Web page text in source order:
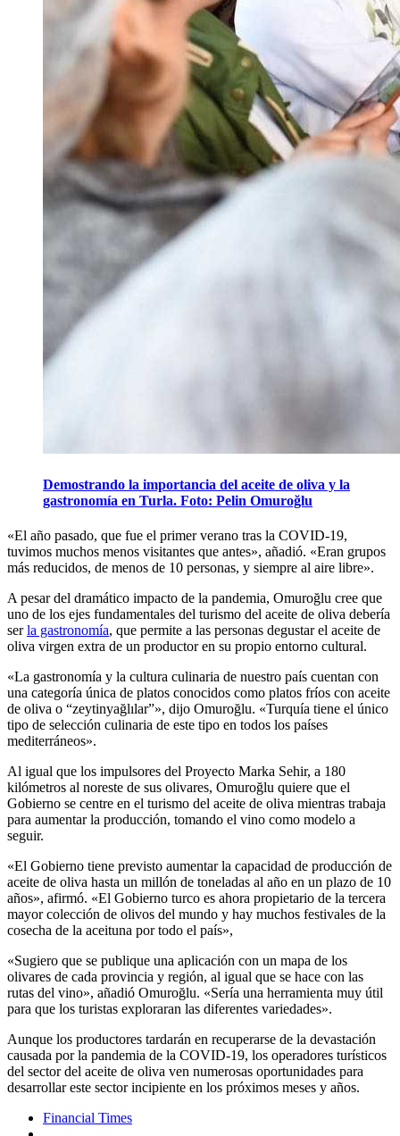
Demostrando la importancia del aceite de oliva y la
gastronomía en Turla. Foto: Pelin Omuroğlu
«El año pasado, que fue el primer verano tras la COVID-19,
tuvimos muchos menos visitantes que antes», añadió. «Eran grupos
más reducidos, de menos de 10 personas, y siempre al aire libre».
A pesar del dramático impacto de la pandemia, Omuroğlu cree que
uno de los ejes fundamentales del turismo del aceite de oliva debería
serla gastronomía, que permite a las personas degustar el aceite de
oliva virgen extra de un productor en su propio entorno cultural.
«La gastronomía y la cultura culinaria de nuestro país cuentan con
una categoría única de platos conocidos como platos fríos con aceite
de oliva o “zeytinyağlılar”», dijo Omuroğlu. «Turquía tiene el único
tipo de selección culinaria de este tipo en todos los países
mediterráneos».
Al igual que los impulsores del Proyecto Marka Sehir, a 180
kilómetros al noreste de sus olivares, Omuroğlu quiere que el
Gobierno se centre en el turismo del aceite de oliva mientras trabaja
para aumentar la producción, tomando el vino como modelo a
seguir.
«El Gobierno tiene previsto aumentar la capacidad de producción de
aceite de oliva hasta un millón de toneladas al año en un plazo de 10
años», afirmó. «El Gobierno turco es ahora propietario de la tercera
mayor colección de olivos del mundo y hay muchos festivales de la
cosecha de la aceituna por todo el país»,
«Sugiero que se publique una aplicación con un mapa de los
olivares de cada provincia y región, al igual que se hace con las
rutas del vino», añadió Omuroğlu. «Sería una herramienta muy útil
para que los turistas exploraran las diferentes variedades».
Aunque los productores tardarán en recuperarse de la devastación
causada por la pandemia de la COVID-19, los operadores turísticos
del sector del aceite de oliva ven numerosas oportunidades para
desarrollar este sector incipiente en los próximos meses y años.
Financial Times